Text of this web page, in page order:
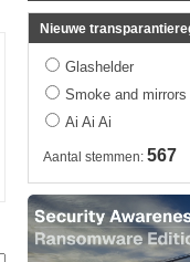
Nieuwe
Glashelder
Smoke and mirrors
Ai Ai Ai
Aantal stemmen: 567